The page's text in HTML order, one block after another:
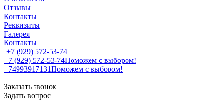
Отзывы
Контакты
Реквизиты
Галерея
Контакты
+7 (929) 572-53-74
+7 (929) 572-53-74Поможем с выбором!
+74993917131Поможем с выбором!
Заказать звонок
Задать вопрос